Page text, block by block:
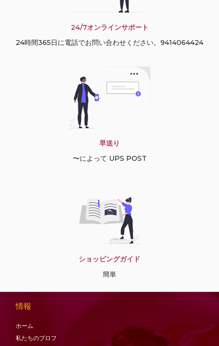
24/7オンラインサポート
24時間365日に電話でお問い合わせください。9414064424
早送り
〜によって UPS POST
ショッピングガイド
簡単
情報
ホーム
私たちのプロフ